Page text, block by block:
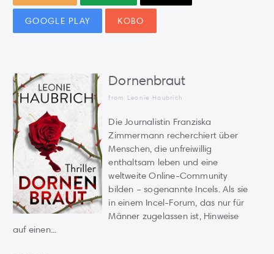
GOOGLE PLAY KOBO
Dornenbraut
from Leonie Haubrich
Die Journalistin Franziska
Zimmermann recherchiert über
Menschen, die unfreiwillig
enthaltsam leben und eine
weltweite Online-Community
bilden – sogenannte Incels. Als sie
in einem Incel-Forum, das nur für
Männer zugelassen ist, Hinweise
auf einen...